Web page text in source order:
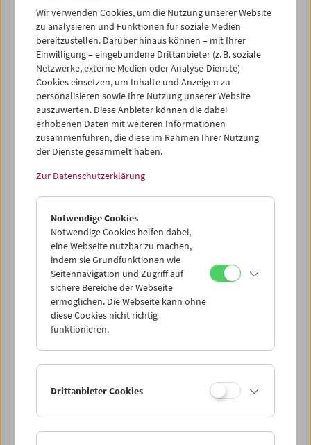
25
27 29
31
01
02 03 04 05 06
iCalender
Programmheft-PDF
English language or subtitles
< Vorherige Woche
Mo 11.8.
Di 12.8.
Mi 13.8.
Do 14.8.
Sa 16.8.
Wir verwenden Cookies, um die Nutzung unserer Website
zu analysieren und Funktionen für soziale Medien
bereitzustellen. Darüber hinaus können – mit Ihrer
Einwilligung – eingebundene Drittanbieter (z. B. soziale
Netzwerke, externe Medien oder Analyse-Dienste)
Cookies einsetzen, um Inhalte und Anzeigen zu
personalisieren sowie Ihre Nutzung unserer Website
auszuwerten. Diese Anbieter können die dabei
erhobenen Daten mit weiteren Informationen
zusammenführen, die diese im Rahmen Ihrer Nutzung
der Dienste gesammelt haben.
Zur Datenschutzerklärung
Notwendige Cookies
Notwendige Cookies helfen dabei,
eine Webseite nutzbar zu machen,
indem sie Grundfunktionen wie
Seitennavigation und Zugriff auf
sichere Bereiche der Webseite
ermöglichen. Die Webseite kann ohne
diese Cookies nicht richtig
funktionieren.
Drittanbieter Cookies